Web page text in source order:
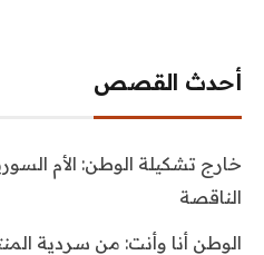
أحدث القصص
خارج تشكيلة الوطن: الأم
الناقصة
الوطن أنا وأنت: من سردية